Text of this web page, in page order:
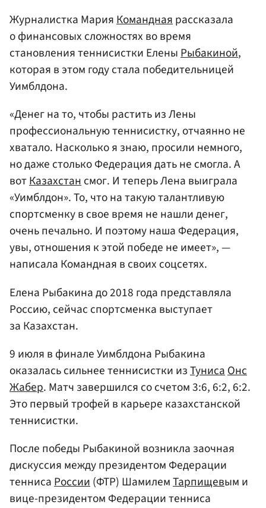
Журналистка МарияКоманднаярассказала
о финансовых сложностях во время
становления теннисистки ЕленыРыбакиной,
которая в этом году стала победительницей
Уимблдона.
«Денег на то, чтобы растить из Лены
профессиональную теннисистку, отчаянно не
хватало. Насколько я знаю, просили немного,
но даже столько Федерация дать не смогла. А
вотКазахстансмог. И теперь Лена выиграла
«Уимблдон». То, что на такую талантливую
спортсменку в свое время не нашли денег,
очень печально. И поэтому наша Федерация,
увы, отношения к этой победе не имеет», —
написала Командная в своих соцсетях.
Елена Рыбакина до 2018 года представляла
Россию, сейчас спортсменка выступает
за Казахстан.
9 июля в финале Уимблдона Рыбакина
оказалась сильнее теннисистки изТунисаОнс
Жабер. Матч завершился со счетом 3:6, 6:2, 6:2.
Это первый трофей в карьере казахстанской
теннисистки.
После победы Рыбакиной возникла заочная
дискуссия между президентом Федерации
теннисаРоссии(ФТР) ШамилемТарпищевым и
вице-президентом Федерации тенниса